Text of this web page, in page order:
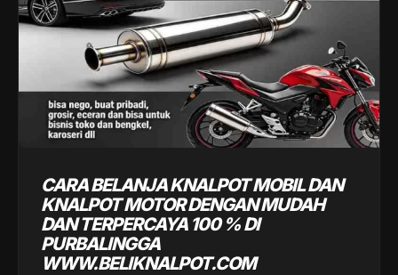
CARA BELANJA KNALPOT MOBIL DAN
KNALPOT MOTOR DENGAN MUDAH
DAN TERPERCAYA 100 % DI
PURBALINGGA
WWW.BELIKNALPOT.COM